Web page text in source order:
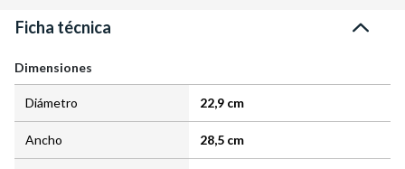
Ficha técnica
Dimensiones
Diámetro 22,9 cm
Ancho 28,5 cm